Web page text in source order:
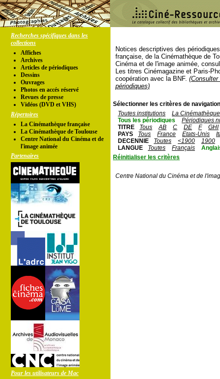
Recherches spécifiques dans les
collections
Affiches
Archives
Articles de périodiques
Dessins
Ouvrages
Photos en accés réservé
Revues de presse
Vidéos (DVD et VHS)
Répertoires
La Cinémathèque française
La Cinémathèque de Toulouse
Centre National du Cinéma et de
l'image animée
Partenaires
Pour les utilisateurs de Mac
Notices descriptives des
française, de la Cinémathèque de
Cinéma et de l'image animée,
Les titres Cinémagazine et Paris-
coopération avec la BNF.
périodiques)
Sélectionner les critères de
Toutes institutions
La
Tous les périodiques
Périodiques
TITRE
Tous AB C DE F
GHI
PAYS
Tous France Etats-Unis
DECENNIE
Toutes <1900
1900
LANGUE
Toutes Français
Réinitialiser les critères
Centre National du Cinéma et de